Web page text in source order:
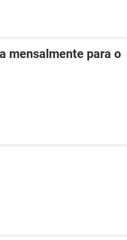
mensalmente para o